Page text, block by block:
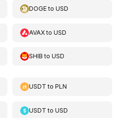
DOGEtoUSD
AVAXtoUSD
SHIB toUSD
USDT toPLN
USDT toUSD